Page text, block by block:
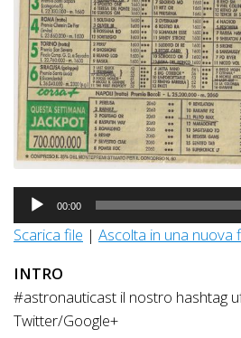
Audio
Player
00:00
Scarica file | Ascolta in una nuova
INTRO
#astronauticast il nostro hashtag
Twitter/Google+